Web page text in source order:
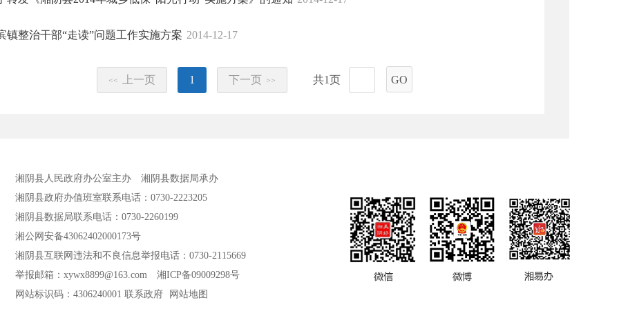
镇整治干部“走读”问题工作实施方案 2014-12-17
<< 上一页 1 下一页 >> 共1页 GO
湘阴县人民政府办公室主办
湘阴县数据局承办
湘阴县政府办值班室联系电话：0730-2223205
湘阴县数据局联系电话：0730-2260199
湘公网安备43062402000173号
湘阴县互联网违法和不良信息举报电话：0730-2115669
举报邮箱：xywx8899@163.com
湘ICP备09009298号
网站标识码：4306240001联系政府 网站地图